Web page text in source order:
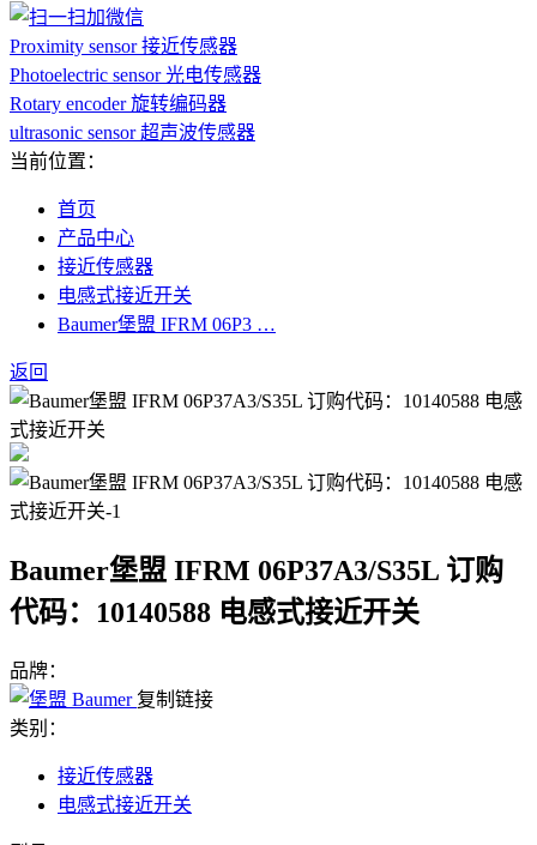
Proximity sensor 接近传感器
Photoelectric sensor 光电传感器
Rotary encoder 旋转编码器
ultrasonic sensor 超声波传感器
当前位置：
首页
产品中心
接近传感器
电感式接近开关
Baumer堡盟 IFRM 06P3 …
返回
Baumer堡盟 IFRM 06P37A3/S35L 订购
代码：10140588 电感式接近开关
品牌：
复制链接
类别：
接近传感器
电感式接近开关